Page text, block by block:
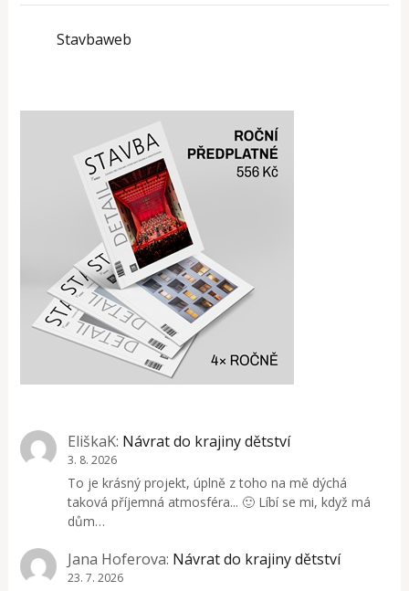
Stavbaweb
EliškaK: Návrat do krajiny dětství
3. 8. 2026
To je krásný projekt, úplně z toho na mě dýchá
taková příjemná atmosféra... 🙂 Líbí se mi, když má
dům…
Jana Hoferova: Návrat do krajiny dětství
23. 7. 2026